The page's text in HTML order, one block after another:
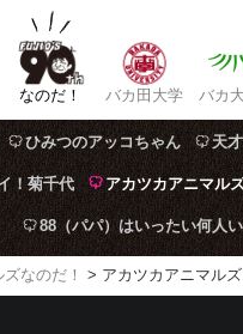
なのだ！ バカ田大学 バカ
ひみつのアッコちゃん 天
！菊千代 アカツカアニマル
88（パパ）はいったい何人
なのだ！ > アカツカアニマル